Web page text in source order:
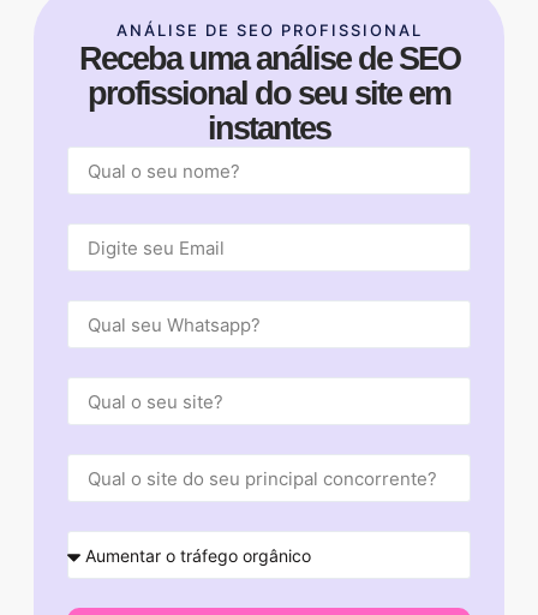
ANÁLISE DE SEO PROFISSIONAL
Receba uma análise de SEO
profissional do seu site em
instantes